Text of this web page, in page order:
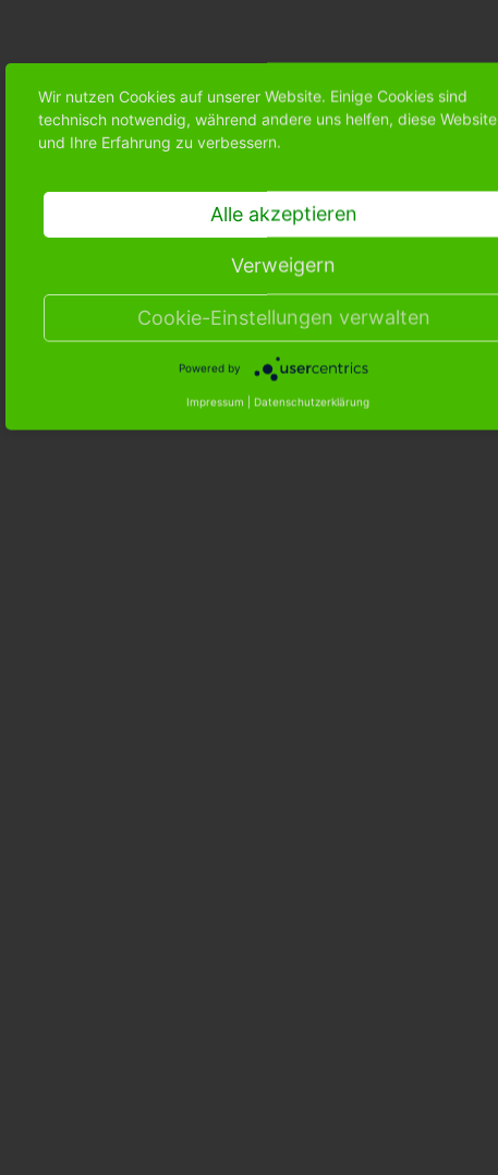
Wir nutzen Cookies auf unserer Website. Einige Cookies sind
technisch notwendig, während andere uns helfen, diese Website
und Ihre Erfahrung zu verbessern.
Alle akzeptieren
Verweigern
Cookie-Einstellungen verwalten
Powered by
Impressum Datenschutzerklärung